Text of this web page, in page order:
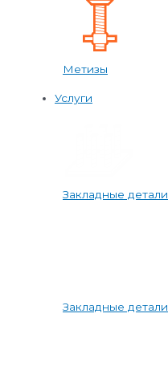
Метизы
Услуги
Закладные детали
Закладные детали